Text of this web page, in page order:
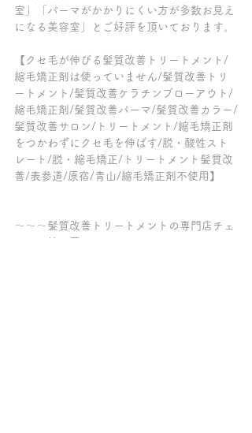
室」「パーマがかかりにくい方が多数お見え
になる美容室」とご好評を頂いております。
【クセ毛が伸びる髪質改善トリートメント/
縮毛矯正剤は使っていません/髪質改善トリ
ートメント/髪質改善ケラチンブローアウト/
縮毛矯正剤/髪質改善パーマ/髪質改善カラー/
髪質改善サロン/トリートメント/縮毛矯正剤
をつかわずにクセ毛を伸ばす/脱・酸性スト
レート/脱・縮毛矯正/トリートメント髪質改
善/表参道/原宿/青山/縮毛矯正剤不使用】
～～～髪質改善トリートメントの専門店チェ